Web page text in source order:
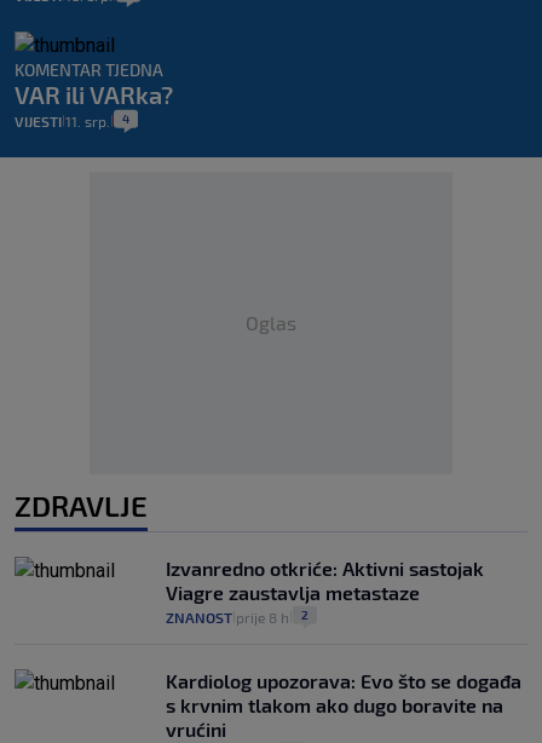
KOMENTAR TJEDNA
VAR ili VARka?
VIJESTI 11. srp. 4
Oglas
ZDRAVLJE
Izvanredno otkriće: Aktivni sastojak
Viagre zaustavlja metastaze
ZNANOST prije 8 h 2
Kardiolog upozorava: Evo što se događa
s krvnim tlakom ako dugo boravite na
vrućini